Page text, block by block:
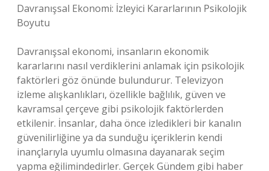
Davranışsal Ekonomi: İzleyici Kararlarının Psikolojik
Boyutu
Davranışsal ekonomi, insanların ekonomik
kararlarını nasıl verdiklerini anlamak için psikolojik
faktörleri göz önünde bulundurur. Televizyon
izleme alışkanlıkları, özellikle bağlılık, güven ve
kavramsal çerçeve gibi psikolojik faktörlerden
etkilenir. İnsanlar, daha önce izledikleri bir kanalın
güvenilirliğine ya da sunduğu içeriklerin kendi
inançlarıyla uyumlu olmasına dayanarak seçim
yapma eğilimindedirler. Gerçek Gündem gibi haber